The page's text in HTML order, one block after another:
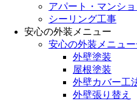
アパート・マンシ
シーリング工事
安心の外装メニュー
安心の外装メニュ
外壁塗装
屋根塗装
外壁カバー工
外壁張り替え